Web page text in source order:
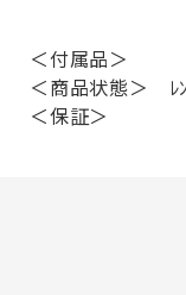
＜付属品＞
＜商品状態＞ ﾚ
＜保証＞